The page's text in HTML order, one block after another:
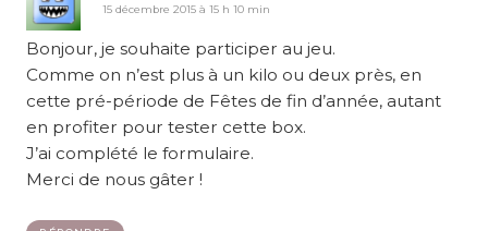
15 décembre 2015 à 15 h 10 min
Bonjour, je souhaite participer au jeu.
Comme on n’est plus à un kilo ou deux près, en
cette pré-période de Fêtes de fin d’année, autant
en profiter pour tester cette box.
J’ai complété le formulaire.
Merci de nous gâter !